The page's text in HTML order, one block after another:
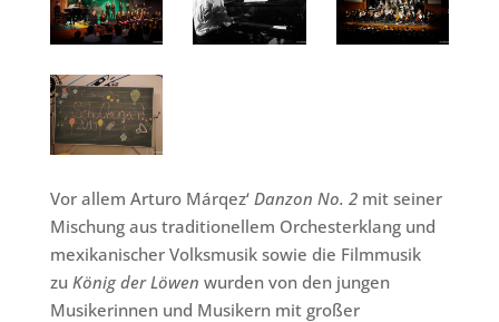
Vor allem Arturo Márqez‘ Danzon No. 2 mit seiner
Mischung aus traditionellem Orchesterklang und
mexikanischer Volksmusik sowie die Filmmusik
zu König der Löwen wurden von den jungen
Musikerinnen und Musikern mit großer